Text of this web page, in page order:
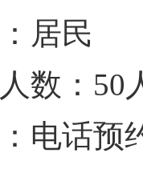
居民
数：50
电话预